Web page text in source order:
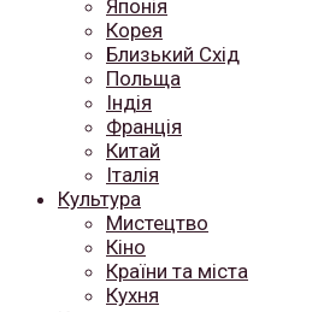
Японія
Корея
Близький Схід
Польща
Індія
Франція
Китай
Італія
Культура
Мистецтво
Кіно
Країни та міста
Кухня